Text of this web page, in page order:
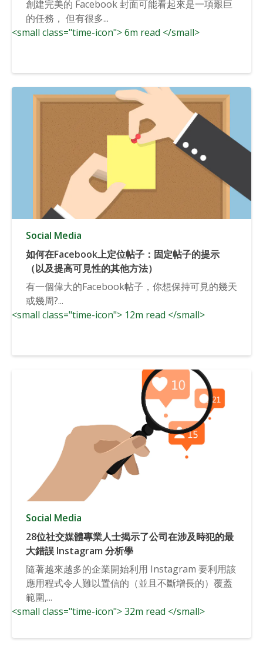
創建完美的 Facebook 封面可能看起來是一項艱巨
的任務， 但有很多...
<small class="time-icon"> 6m read </small>
Social Media
如何在Facebook上定位帖子：固定帖子的提示
（以及提高可見性的其他方法）
有一個偉大的Facebook帖子，你想保持可見的幾天
或幾周?...
<small class="time-icon"> 12m read </small>
Social Media
28位社交媒體專業人士揭示了公司在涉及時犯的最
大錯誤 Instagram 分析學
隨著越來越多的企業開始利用 Instagram 要利用該
應用程式令人難以置信的（並且不斷增長的）覆蓋
範圍,...
<small class="time-icon"> 32m read </small>